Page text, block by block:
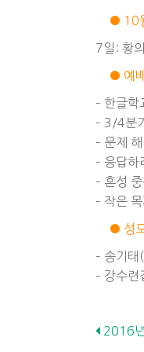
● 10
7일: 황
● 예
– 한글
– 3/4분
– 문제
– 응답
– 혼성
– 작은
● 성
– 송기
– 강수련
2016